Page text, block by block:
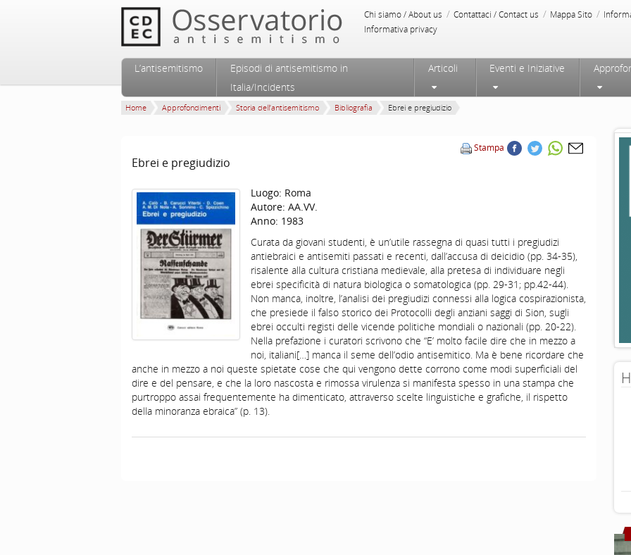
Chi siamo / About us / Contattaci / Contact us / Mappa Sito /
Informativa privacy
Menu principale
Vai al contenuto principale
Vai al contenuto secondario
L’antisemitismo
Episodi di antisemitismo in
Italia/Incidents
Articoli Eventi e Iniziative
Home Approfondimenti Storia dell’antisemitismo Bibliografia Ebrei e pregiudizio
Stampa
Ebrei e pregiudizio
Luogo: Roma
Autore: AA.VV.
Anno: 1983
Curata da giovani studenti, è un’utile rassegna di quasi tutti i pregiudizi
antiebraici e antisemiti passati e recenti, dall’accusa di deicidio (pp. 34-35),
risalente alla cultura cristiana medievale, alla pretesa di individuare negli
ebrei specificità di natura biologica o somatologica (pp. 29-31; pp.42-44).
Non manca, inoltre, l’analisi dei pregiudizi connessi alla logica cospirazionista,
che presiede il falso storico dei Protocolli degli anziani saggi di Sion, sugli
ebrei occulti registi delle vicende politiche mondiali o nazionali (pp. 20-22).
Nella prefazione i curatori scrivono che “E’ molto facile dire che in mezzo a
noi, italiani[…] manca il seme dell’odio antisemitico. Ma è bene ricordare che
anche in mezzo a noi queste spietate cose che qui vengono dette corrono come modi superficiali del
dire e del pensare, e che la loro nascosta e rimossa virulenza si manifesta spesso in una stampa che
purtroppo assai frequentemente ha dimenticato, attraverso scelte linguistiche e grafiche, il rispetto
della minoranza ebraica” (p. 13).